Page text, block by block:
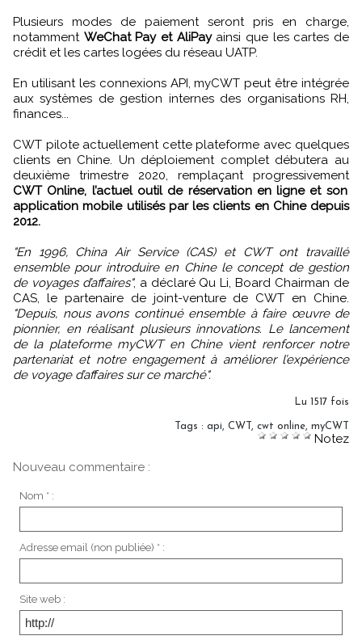
Plusieurs modes de paiement seront pris en charge,
notamment WeChat Pay et AliPayainsi que les cartes de
crédit et les cartes logées du réseau UATP.
En utilisant les connexions API, myCWT peut être intégrée
aux systèmes de gestion internes des organisations RH,
finances...
CWT pilote actuellement cette plateforme avec quelques
clients en Chine. Un déploiement complet débutera au
deuxième trimestre 2020, remplaçant progressivement
CWT Online, l’actuel outil de réservation en ligne et son
application mobile utilisés par les clients en Chine depuis
2012.
"En 1996, China Air Service (CAS) et CWT ont travaillé
ensemble pour introduire en Chine le concept de gestion
de voyages d’affaires", a déclaré Qu Li, Board Chairman de
CAS, le partenaire de joint-venture de CWT en Chine.
"Depuis, nous avons continué ensemble à faire œuvre de
pionnier, en réalisant plusieurs innovations. Le lancement
de la plateforme myCWT en Chine vient renforcer notre
partenariat et notre engagement à améliorer l’expérience
de voyage d’affaires sur ce marché".
Lu 1517 fois
Tags : api, CWT , cwt online, myCWT
Notez
Nouveau commentaire :
Nom * :
Adresse email (non publiée) * :
Site web :